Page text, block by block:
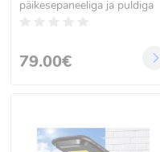
päikesepaneeliga ja puldiga
79.00€